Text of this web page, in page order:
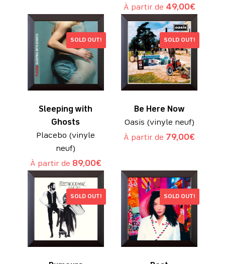
À partir de 49,00€
SOLD OUT!
Sleeping with
Ghosts
Placebo (vinyle
neuf)
À partir de 89,00€
SOLD OUT!
Be Here Now
Oasis (vinyle neuf)
À partir de 79,00€
SOLD OUT! SOLD OUT!